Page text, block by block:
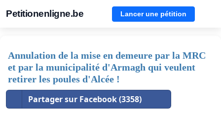
Petitionenligne.be Lancer une pétition
Annulation de la mise en demeure par la MRC
et par la municipalité d'Armagh qui veulent
retirer les poules d'Alcée !
Partager sur Facebook (3358)